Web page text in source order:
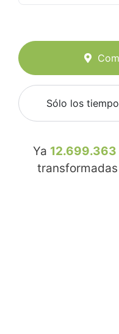
Sólo los
Ya 12.699.363